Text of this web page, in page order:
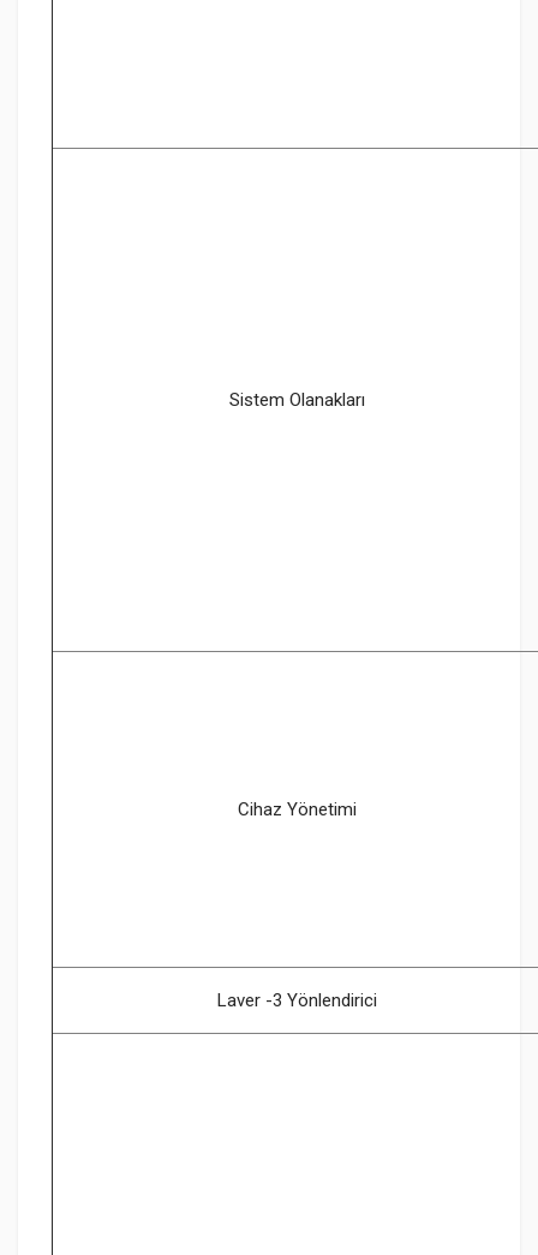
Sistem Olanakları
Cihaz Yönetimi
Laver -3 Yönlendirici